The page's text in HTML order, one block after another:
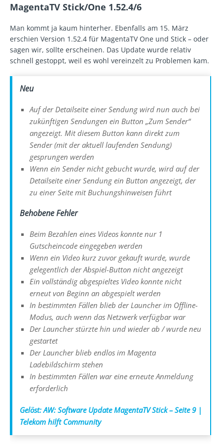
MagentaTV Stick/One 1.52.4/6
Man kommt ja kaum hinterher. Ebenfalls am 15. März
erschien Version 1.52.4 für MagentaTV One und Stick – oder
sagen wir, sollte erscheinen. Das Update wurde relativ
schnell gestoppt, weil es wohl vereinzelt zu Problemen kam.
Neu
Auf der Detailseite einer Sendung wird nun auch bei
zukünftigen Sendungen ein Button „Zum Sender“
angezeigt. Mit diesem Button kann direkt zum
Sender (mit der aktuell laufenden Sendung)
gesprungen werden
Wenn ein Sender nicht gebucht wurde, wird auf der
Detailseite einer Sendung ein Button angezeigt, der
zu einer Seite mit Buchungshinweisen führt
Behobene Fehler
Beim Bezahlen eines Videos konnte nur 1
Gutscheincode eingegeben werden
Wenn ein Video kurz zuvor gekauft wurde, wurde
gelegentlich der Abspiel-Button nicht angezeigt
Ein vollständig abgespieltes Video konnte nicht
erneut von Beginn an abgespielt werden
In bestimmten Fällen blieb der Launcher im Offline-
Modus, auch wenn das Netzwerk verfügbar war
Der Launcher stürzte hin und wieder ab / wurde neu
gestartet
Der Launcher blieb endlos im Magenta
Ladebildschirm stehen
In bestimmten Fällen war eine erneute Anmeldung
erforderlich
Gelöst: AW: Software Update MagentaTV Stick – Seite 9 |
Telekom hilft Community